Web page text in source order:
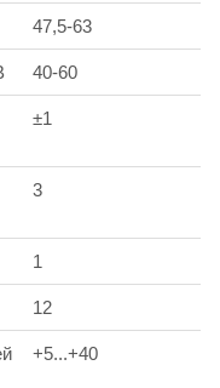
47,5-63
40-60
±1
3
1
12
+5...+40